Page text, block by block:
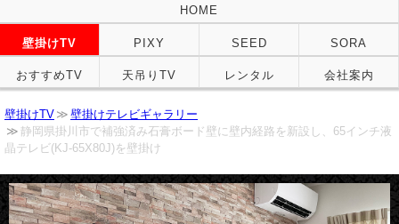
HOME
壁掛けTV PIXY SEED SORA
おすすめTV 天吊りTV レンタル 会社案内
壁掛けTV
壁掛けテレビギャラリー
静岡県掛川市で補強済み石膏ボード壁に壁内経路を新設し、65インチ液
晶テレビ(KJ-65X80J)を壁掛け